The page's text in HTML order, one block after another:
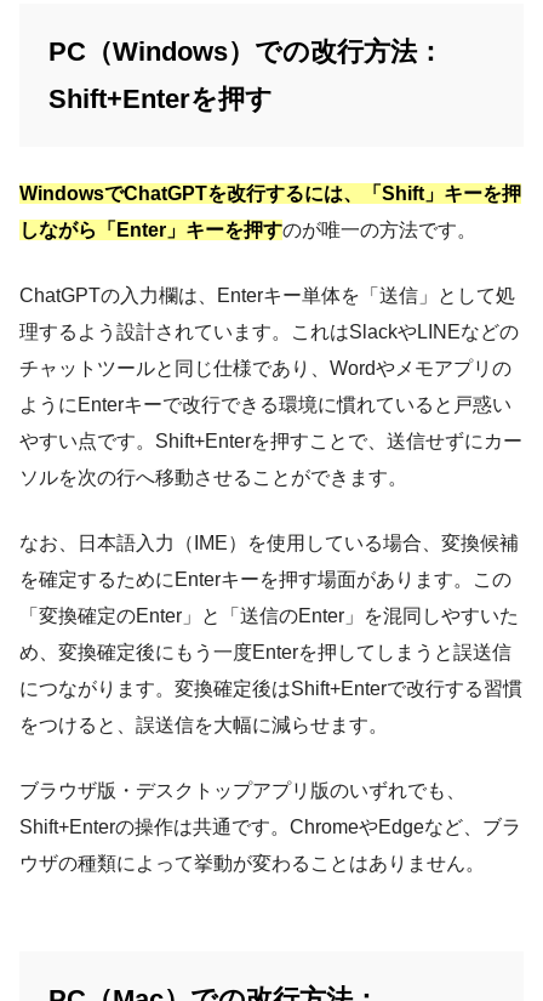
PC（Windows）での改行方法：
Shift+Enterを押す
WindowsでChatGPTを改行するには、「Shift」キーを押
しながら「Enter」キーを押すのが唯一の方法です。
ChatGPTの入力欄は、Enterキー単体を「送信」として処
理するよう設計されています。これはSlackやLINEなどの
チャットツールと同じ仕様であり、Wordやメモアプリの
ようにEnterキーで改行できる環境に慣れていると戸惑い
やすい点です。Shift+Enterを押すことで、送信せずにカー
ソルを次の行へ移動させることができます。
なお、日本語入力（IME）を使用している場合、変換候補
を確定するためにEnterキーを押す場面があります。この
「変換確定のEnter」と「送信のEnter」を混同しやすいた
め、変換確定後にもう一度Enterを押してしまうと誤送信
につながります。変換確定後はShift+Enterで改行する習慣
をつけると、誤送信を大幅に減らせます。
ブラウザ版・デスクトップアプリ版のいずれでも、
Shift+Enterの操作は共通です。ChromeやEdgeなど、ブラ
ウザの種類によって挙動が変わることはありません。